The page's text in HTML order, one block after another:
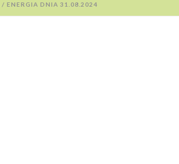
/ ENERGIA DNIA 31.08.2024